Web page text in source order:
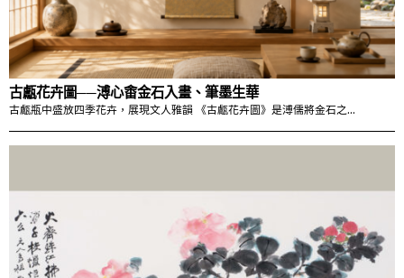
古甗花卉圖──溥心畬金石入畫、筆墨生華
古甗瓶中盛放四季花卉，展現文人雅韻 《古甗花卉圖》是溥儒將金石之…